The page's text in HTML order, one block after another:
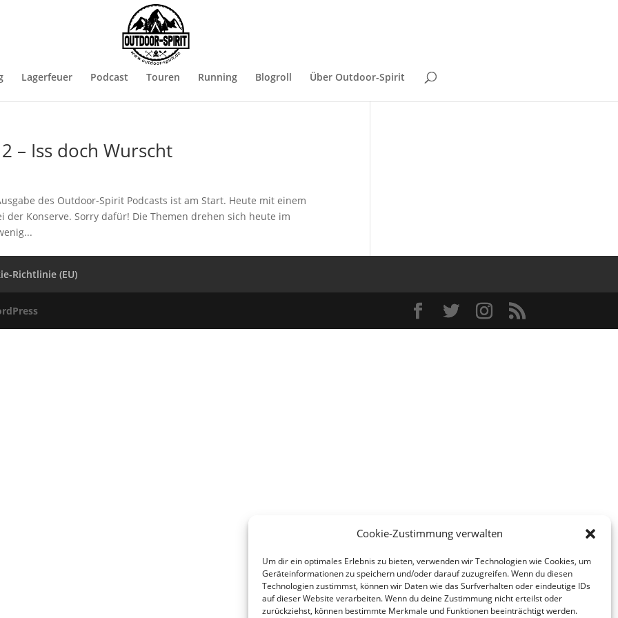
Cookie-Zustimmung verwalten
Um dir ein optimales Erlebnis zu bieten, verwenden wir Technologien wie Cookies, um
Geräteinformationen zu speichern und/oder darauf zuzugreifen. Wenn du diesen
Technologien zustimmst, können wir Daten wie das Surfverhalten oder eindeutige IDs
auf dieser Website verarbeiten. Wenn du deine Zustimmung nicht erteilst oder
zurückziehst, können bestimmte Merkmale und Funktionen beeinträchtigt werden.
Lagerfeuer Podcast Touren Running Blogroll Über Outdoor-Spirit
– Iss doch Wurscht
des Outdoor-Spirit Podcasts ist am Start. Heute mit einem
Konserve. Sorry dafür! Die Themen drehen sich heute im
Richtlinie (EU)